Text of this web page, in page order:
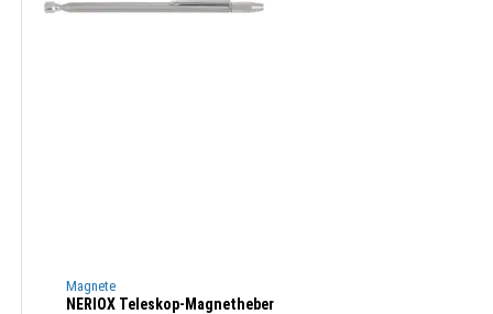
Magnete
NERIOX Teleskop-Magnetheber